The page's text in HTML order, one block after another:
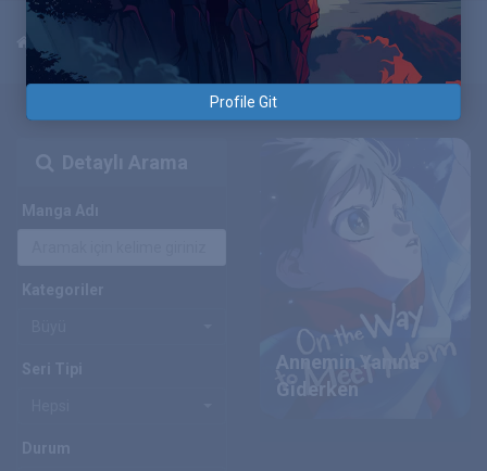
Anasayfa
Annemin Yanına
Giderken
Profile Git